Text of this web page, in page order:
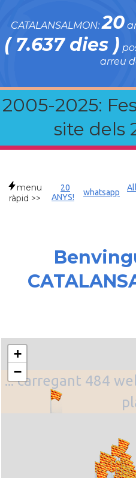
CATALANSALMON:20
( 7.637 dies )
arreu
2005-2025:
site dels
menu
ràpid >>
20
ANYS!
whatsapp
... carregant 484
+
−